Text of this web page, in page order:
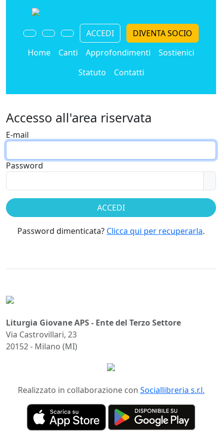
ACCEDI
DIVENTA SOCIO
Home
Canti Approfondimenti
Sostienici
Statuto
Contatti
Accesso all'area riservata
E-mail
Password
Password dimenticata? Clicca qui per recuperarla.
Liturgia Giovane APS - Ente del Terzo Settore
Via Castrovillari, 23
20152 - Milano (MI)
Realizzato in collaborazione con Sociallibreria s.r.l.